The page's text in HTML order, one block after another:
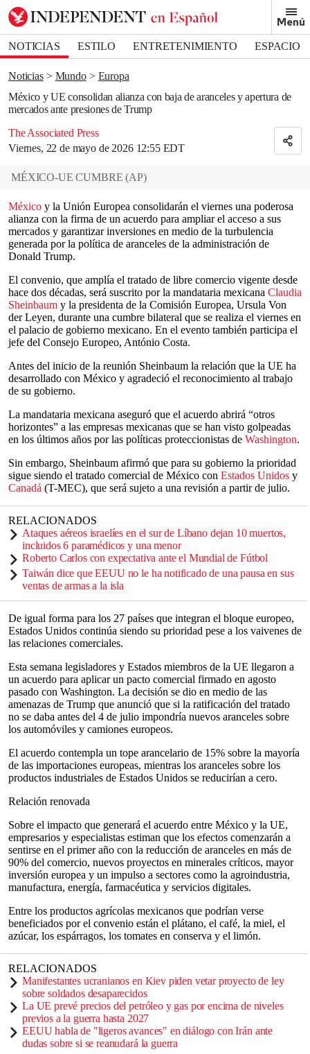
Menú
NOTICIAS ESTILO ENTRETENIMIENTO
ESPACIO
DEPORTES
Noticias Mundo
Europa
México y UE consolidan alianza con baja de aranceles y apertura de
mercados ante presiones de Trump
The Associated Press
Viernes, 22 de mayo de 2026 12:55 EDT
Bookmark popover
Removed from bookmarks
Close popover
MÉXICO-UE CUMBRE (AP)
México y la Unión Europea consolidarán el viernes una poderosa
alianza con la firma de un acuerdo para ampliar el acceso a sus
mercados y garantizar inversiones en medio de la turbulencia
generada por la política de aranceles de la administración de
Donald Trump.
El convenio, que amplía el tratado de libre comercio vigente desde
hace dos décadas, será suscrito por la mandataria mexicana Claudia
Sheinbaum y la presidenta de la Comisión Europea, Ursula Von
der Leyen, durante una cumbre bilateral que se realiza el viernes en
el palacio de gobierno mexicano. En el evento también participa el
jefe del Consejo Europeo, António Costa.
Antes del inicio de la reunión Sheinbaum la relación que la UE ha
desarrollado con México y agradeció el reconocimiento al trabajo
de su gobierno.
La mandataria mexicana aseguró que el acuerdo abrirá “otros
horizontes” a las empresas mexicanas que se han visto golpeadas
en los últimos años por las políticas proteccionistas de Washington.
Sin embargo, Sheinbaum afirmó que para su gobierno la prioridad
sigue siendo el tratado comercial de México con Estados Unidos y
Canadá (T-MEC), que será sujeto a una revisión a partir de julio.
RELACIONADOS
Ataques aéreos israelíes en el sur de Líbano dejan 10 muertos,
incluidos 6 paramédicos y una menor
Roberto Carlos con expectativa ante el Mundial de Fútbol
Taiwán dice que EEUU no le ha notificado de una pausa en sus
ventas de armas a la isla
De igual forma para los 27 países que integran el bloque europeo,
Estados Unidos continúa siendo su prioridad pese a los vaivenes de
las relaciones comerciales.
Esta semana legisladores y Estados miembros de la UE llegaron a
un acuerdo para aplicar un pacto comercial firmado en agosto
pasado con Washington. La decisión se dio en medio de las
amenazas de Trump que anunció que si la ratificación del tratado
no se daba antes del 4 de julio impondría nuevos aranceles sobre
los automóviles y camiones europeos.
El acuerdo contempla un tope arancelario de 15% sobre la mayoría
de las importaciones europeas, mientras los aranceles sobre los
productos industriales de Estados Unidos se reducirían a cero.
Relación renovada
Sobre el impacto que generará el acuerdo entre México y la UE,
empresarios y especialistas estiman que los efectos comenzarán a
sentirse en el primer año con la reducción de aranceles en más de
90% del comercio, nuevos proyectos en minerales críticos, mayor
inversión europea y un impulso a sectores como la agroindustria,
manufactura, energía, farmacéutica y servicios digitales.
Entre los productos agrícolas mexicanos que podrían verse
beneficiados por el convenio están el plátano, el café, la miel, el
azúcar, los espárragos, los tomates en conserva y el limón.
RELACIONADOS
Manifestantes ucranianos en Kiev piden vetar proyecto de ley
sobre soldados desaparecidos
La UE prevé precios del petróleo y gas por encima de niveles
previos a la guerra hasta 2027
EEUU habla de "ligeros avances" en diálogo con Irán ante
dudas sobre si se reanudará la guerra